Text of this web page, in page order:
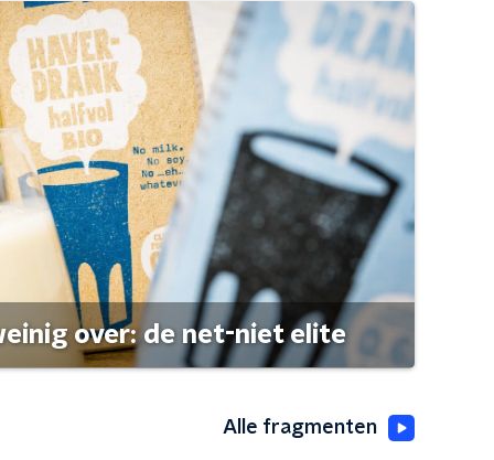
over: de net-niet elite
Alle fragmenten